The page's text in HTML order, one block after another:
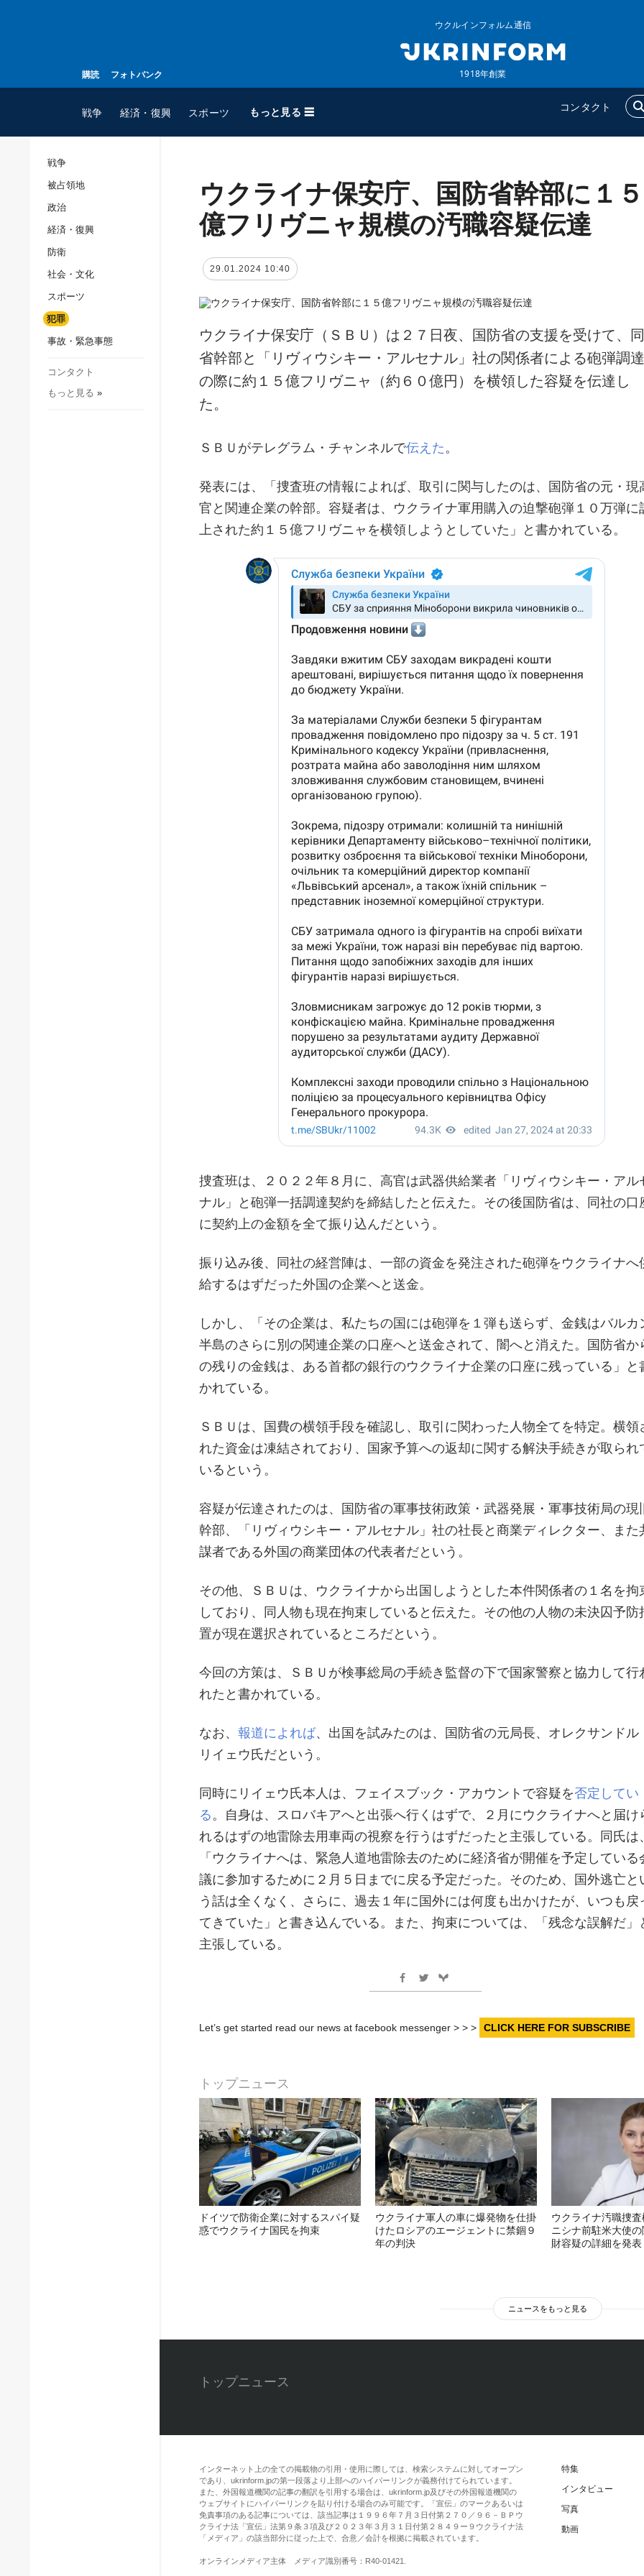
購読 フォトバンク
ウクルインフォルム通信
1918年創業
戦争 経済・復興 スポーツ もっと見る ☰ コンタクト
スポーツ
ウクルインフォルム
ウクルインフォルムについ
て
追加
特集
インタビュー
戦争
被占領地
政治
経済・復興
防衛
社会・文化
スポーツ
犯罪
事故・緊急事態
コンタクト
もっと見る »
ウクライナ保安庁、国防省幹部に１５
億フリヴニャ規模の汚職容疑伝達
29.01.2024 10:40
ウクライナ保安庁（ＳＢＵ）は２７日夜、国防省の支援を受けて、同
省幹部と「リヴィウシキー・アルセナル」社の関係者による砲弾調達
の際に約１５億フリヴニャ（約６０億円）を横領した容疑を伝達し
た。
ＳＢＵがテレグラム・チャンネルで伝えた 。
発表には、「捜査班の情報によれば、取引に関与したのは、国防省の元・現
官と関連企業の幹部。容疑者は、ウクライナ軍用購入の迫撃砲弾１０万弾に
上された約１５億フリヴニャを横領しようとしていた」と書かれている。
捜査班は、２０２２年８月に、高官は武器供給業者「リヴィウシキー・アル
ナル」と砲弾一括調達契約を締結したと伝えた。その後国防省は、同社の口
に契約上の金額を全て振り込んだという。
振り込み後、同社の経営陣は、一部の資金を発注された砲弾をウクライナへ
給するはずだった外国の企業へと送金。
しかし、「その企業は、私たちの国には砲弾を１弾も送らず、金銭はバルカ
半島のさらに別の関連企業の口座へと送金されて、闇へと消えた。国防省か
の残りの金銭は、ある首都の銀行のウクライナ企業の口座に残っている」と
かれている。
ＳＢＵは、国費の横領手段を確認し、取引に関わった人物全てを特定。横領
れた資金は凍結されており、国家予算への返却に関する解決手続きが取られ
いるという。
容疑が伝達されたのは、国防省の軍事技術政策・武器発展・軍事技術局の現
幹部、「リヴィウシキー・アルセナル」社の社長と商業ディレクター、また
謀者である外国の商業団体の代表者だという。
その他、ＳＢＵは、ウクライナから出国しようとした本件関係者の１名を拘
しており、同人物も現在拘束していると伝えた。その他の人物の未決囚予防
置が現在選択されているところだという。
今回の方策は、ＳＢＵが検事総局の手続き監督の下で国家警察と協力して行
れたと書かれている。
なお、 報道によれば、出国を試みたのは、国防省の元局長、オレクサンドル
リイェウ氏だという。
同時にリイェウ氏本人は、フェイスブック・アカウントで容疑を否定してい
る 。自身は、スロバキアへと出張へ行くはずで、２月にウクライナへと届け
れるはずの地雷除去用車両の視察を行うはずだったと主張している。同氏は、
「ウクライナへは、緊急人道地雷除去のために経済省が開催を予定している
議に参加するために２月５日までに戻る予定だった。そのため、国外逃亡と
う話は全くなく、さらに、過去１年に国外には何度も出かけたが、いつも戻
てきていた」と書き込んでいる。また、拘束については、「残念な誤解だ」
主張している。
Let’s get started read our news at facebook messenger > > > CLICK HERE FOR SUBSCRIBE
トップニュース
ドイツで防衛企業に対するスパイ疑
惑でウクライナ国民を拘束
ウクライナ軍人の車に爆発物を仕掛
けたロシアのエージェントに禁錮９
年の判決
ウクライナ汚職捜
ニシナ前駐米大使
財容疑の詳細を発表
ニュースをもっと見る
トップニュース
特集
インタビュー
写真
動画
インターネット上の全ての掲載物の引用・使用に際しては、検索システムに対してオープン
であり、ukrinform.jpの第一段落より上部へのハイパーリンクが義務付けてられています。
また、外国報道機関の記事の翻訳を引用する場合は、ukrinform.jp及びその外国報道機関の
ウェブサイトにハイパーリンクを貼り付ける場合のみ可能です。「宣伝」のマークあるいは
免責事項のある記事については、該当記事は１９９６年７月３日付第２７０／９６－ＢＰウ
クライナ法「宣伝」法第９条３項及び２０２３年３月３１日付第２８４９ー９ウクライナ法
「メディア」の該当部分に従った上で、合意／会計を根拠に掲載されています。
オンラインメディア主体 メディア識別番号：R40-01421.